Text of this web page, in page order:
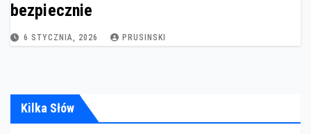
bezpiecznie
6 STYCZNIA, 2026 PRUSINSKI
Kilka Słów